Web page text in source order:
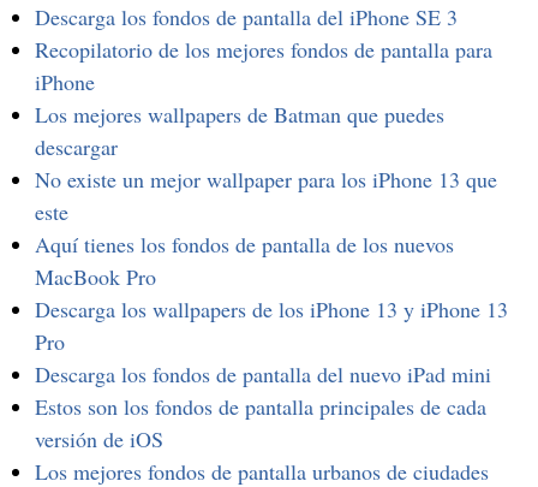
Descarga los fondos de pantalla del iPhone SE 3
Recopilatorio de los mejores fondos de pantalla para
iPhone
Los mejores wallpapers de Batman que puedes
descargar
No existe un mejor wallpaper para los iPhone 13 que
este
Aquí tienes los fondos de pantalla de los nuevos
MacBook Pro
Descarga los wallpapers de los iPhone 13 y iPhone 13
Pro
Descarga los fondos de pantalla del nuevo iPad mini
Estos son los fondos de pantalla principales de cada
versión de iOS
Los mejores fondos de pantalla urbanos de ciudades